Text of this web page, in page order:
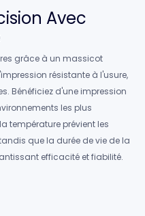
Avec
grâce à un massicot
résistante à l'usure,
Bénéficiez d'une impression
les plus
température prévient les
que la durée de vie de la
efficacité et fiabilité.